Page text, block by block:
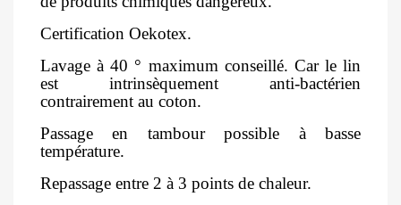
Certification Oekotex.
Lavage à 40 ° maximum conseillé. Car le lin
est intrinsèquement anti-bactérien
contrairement au coton.
Passage en tambour possible à basse
température.
Repassage entre 2 à 3 points de chaleur.